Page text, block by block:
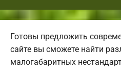
Готовы предложить
сайте вы сможете найти
малогабаритных